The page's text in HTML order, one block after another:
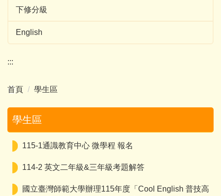
下修分級
English
:::
首頁 學生區
學生區
115-1通識教育中心 微學程 報名
114-2 英文二年級&三年級考題解答
國立臺灣師範大學辦理115年度「Cool English 普技高